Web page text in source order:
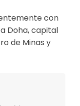
con
Doha, capital
de Minas y